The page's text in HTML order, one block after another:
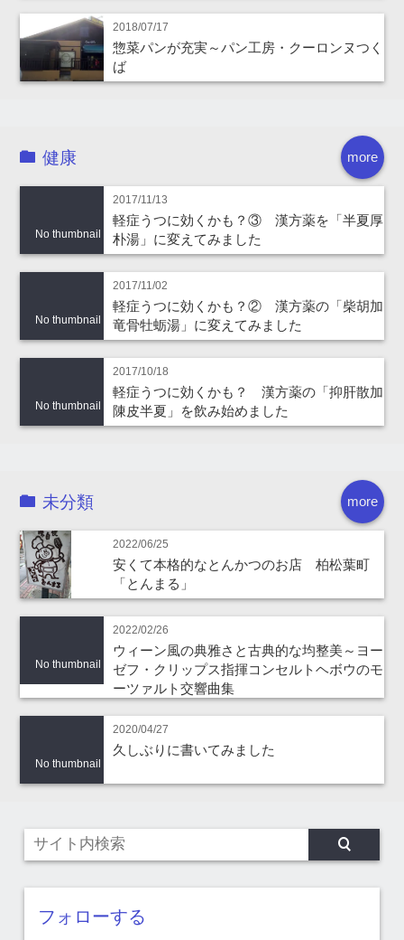
2018/07/17
惣菜パンが充実～パン工房・クーロンヌつく
ば
more
健康
No thumbnail
2017/11/13
軽症うつに効くかも？③ 漢方薬を「半夏厚
朴湯」に変えてみました
No thumbnail
2017/11/02
軽症うつに効くかも？② 漢方薬の「柴胡加
竜骨牡蛎湯」に変えてみました
No thumbnail
2017/10/18
軽症うつに効くかも？ 漢方薬の「抑肝散加
陳皮半夏」を飲み始めました
more
未分類
2022/06/25
安くて本格的なとんかつのお店 柏松葉町
「とんまる」
No thumbnail
2022/02/26
ウィーン風の典雅さと古典的な均整美～ヨー
ゼフ・クリップス指揮コンセルトヘボウのモ
ーツァルト交響曲集
No thumbnail
2020/04/27
久しぶりに書いてみました
フォローする